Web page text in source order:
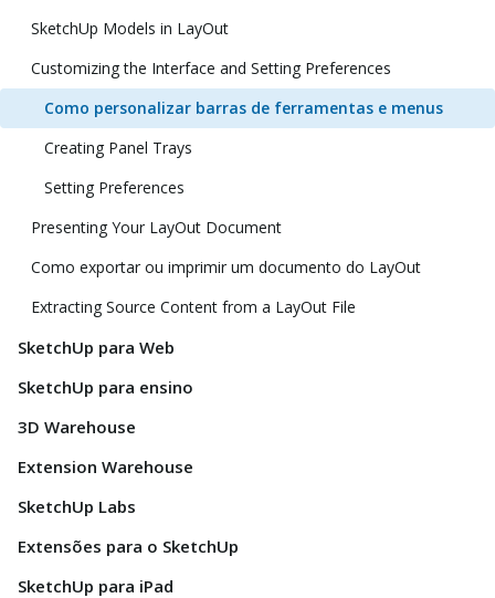
SketchUp Models in LayOut
Customizing the Interface and Setting Preferences
Como personalizar barras de ferramentas e menus
Creating Panel Trays
Setting Preferences
Presenting Your LayOut Document
Como exportar ou imprimir um documento do LayOut
Extracting Source Content from a LayOut File
SketchUp para Web
SketchUp para ensino
3D Warehouse
Extension Warehouse
SketchUp Labs
Extensões para o SketchUp
SketchUp para iPad